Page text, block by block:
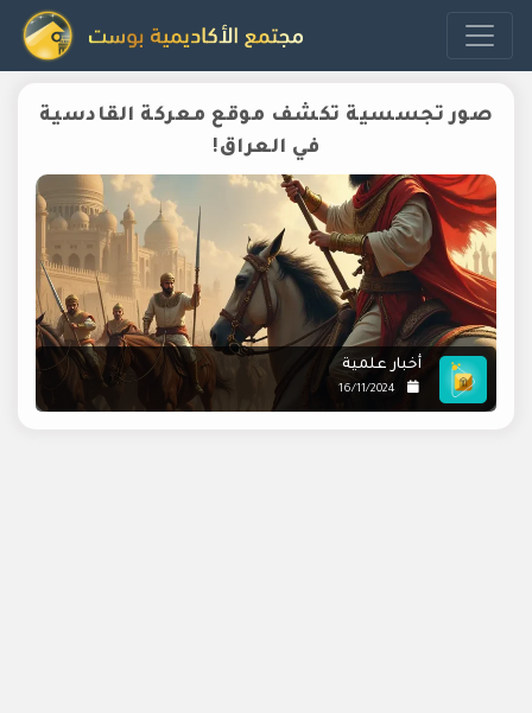
صور تجسسية تكشف موقع معركة القادسية
في العراق!
أخبار علمية
16/11/2024